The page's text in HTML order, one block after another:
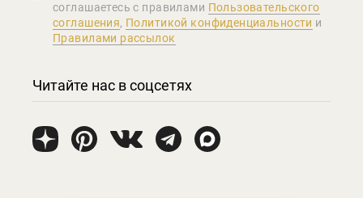
соглашаетеcь с правилами Пользовательского
соглашения, Политикой конфиденциальности и
Правилами рассылок
Читайте нас в соцсетях